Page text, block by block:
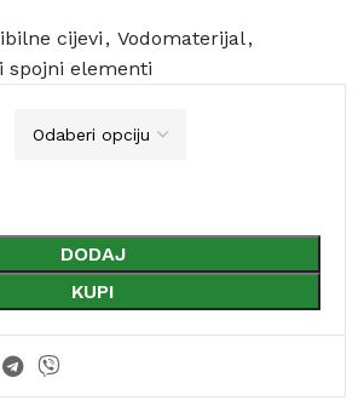
cijevi , Vodomaterijal,
spojni elementi
DODAJ
KUPI